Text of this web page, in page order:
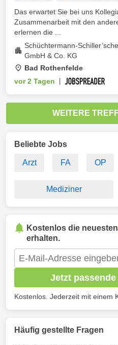
Das erwartet Sie bei uns
Zusammenarbeit mit den
erlernen die ...
Schüchtermann-
GmbH & Co. KG
Bad Rothenfelde
vor 2 Tagen
WEITERE
Beliebte Jobs
Arzt FA OP
Mediziner
Kostenlos die neuesten
erhalten.
Jetzt
Kostenlos. Jederzeit mit einem
Häufig gestellte Fragen